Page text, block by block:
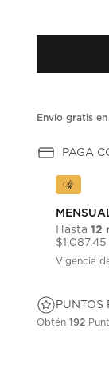
Envío gratis
PAGA
Hasta12
$1,087.45
Vigencia
PUNTOS
Obtén192